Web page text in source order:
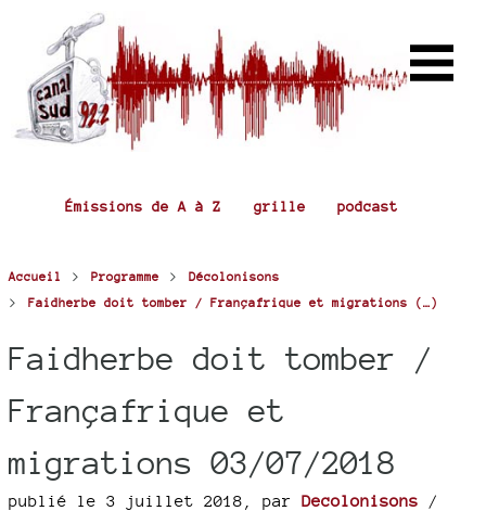
Émissions de A à Z grille podcast
Accueil > Programme > Décolonisons
> Faidherbe doit tomber / Françafrique et migrations (…)
Faidherbe doit tomber /
Françafrique et
migrations 03/07/2018
publié le 3 juillet 2018 par Decolonisons /